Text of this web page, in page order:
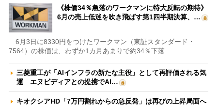
《株価34％急落のワークマンに特大反転の期待》
6月の売上低迷を吹き飛ばす第1四半期決算、…
6月3日に8330円をつけたワークマン（東証スタンダード・
7564）の株価は、わずか1カ月あまりで約34％下落…
三菱重工が「AIインフラの新たな主役」として再評価される気
運 エヌビディアとの提携でAI…
キオクシアHD「7万円割れからの急反発」は再びの上昇局面へ